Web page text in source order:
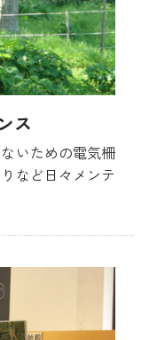
ス
いための電気柵
など日々メンテ